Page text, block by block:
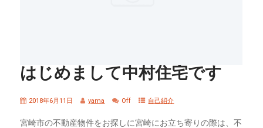
はじめまして中村住宅です
2018年6月11日 yama Off 自己紹介
宮崎市の不動産物件をお探しに宮崎にお立ち寄りの際は、不